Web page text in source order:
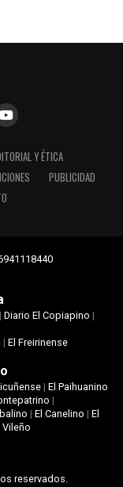
Y ÉTICA
PUBLICIDAD
Diario El Copiapino |
| El Freirinense
| El Paihuanino
|
|El Canelino |El
Vileño
reservados.